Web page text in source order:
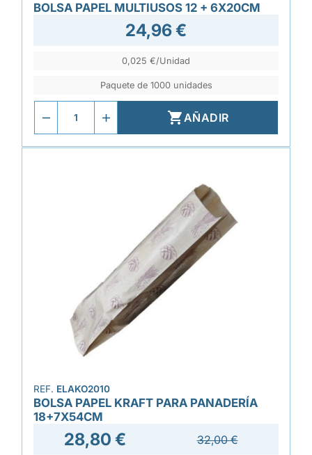
BOLSA PAPEL MULTIUSOS 12 + 6X20CM
24,96 €
0,025 €/Unidad
Paquete de 1000 unidades
AÑADIR
REF. ELAKO2010
BOLSA PAPEL KRAFT PARA PANADERÍA
18+7X54CM
28,80 € 32,00 €